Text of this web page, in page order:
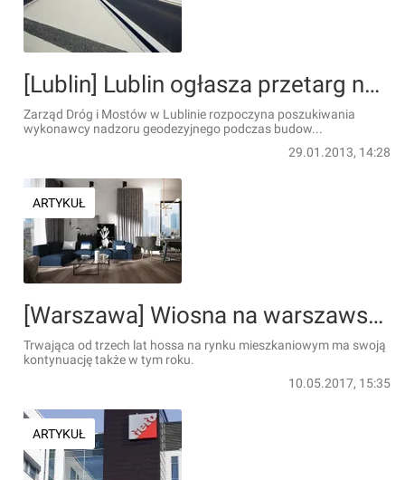
[Lublin] Lublin ogłasza przetarg na nadzór geodezyjny nad budową dojazdu do obwodnicy
Zarząd Dróg i Mostów w Lublinie rozpoczyna poszukiwania
wykonawcy nadzoru geodezyjnego podczas budow...
29.01.2013, 14:28
ARTYKUŁ
[Warszawa] Wiosna na warszawskim rynku mieszkaniowym
Trwająca od trzech lat hossa na rynku mieszkaniowym ma swoją
kontynuację także w tym roku.
10.05.2017, 15:35
ARTYKUŁ